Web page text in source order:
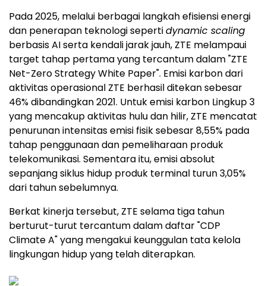
Pada 2025, melalui berbagai langkah efisiensi energi
dan penerapan teknologi sepertidynamic scaling
berbasis AI serta kendali jarak jauh, ZTE melampaui
target tahap pertama yang tercantum dalam "ZTE
Net-Zero Strategy White Paper". Emisi karbon dari
aktivitas operasional ZTE berhasil ditekan sebesar
46% dibandingkan 2021. Untuk emisi karbon Lingkup 3
yang mencakup aktivitas hulu dan hilir, ZTE mencatat
penurunan intensitas emisi fisik sebesar 8,55% pada
tahap penggunaan dan pemeliharaan produk
telekomunikasi. Sementara itu, emisi absolut
sepanjang siklus hidup produk terminal turun 3,05%
dari tahun sebelumnya.
Berkat kinerja tersebut, ZTE selama tiga tahun
berturut-turut tercantum dalam daftar "CDP
Climate A" yang mengakui keunggulan tata kelola
lingkungan hidup yang telah diterapkan.